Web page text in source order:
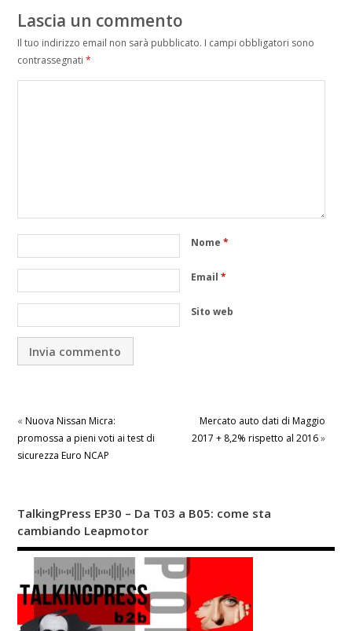
Lascia un commento
Il tuo indirizzo email non sarà pubblicato. I campi obbligatori sono
contrassegnati *
Nome *
Email *
Sito web
« Nuova Nissan Micra:
promossa a pieni voti ai test di
sicurezza Euro NCAP
Mercato auto dati di Maggio
2017 + 8,2% rispetto al 2016»
TalkingPress EP30 – Da T03 a B05: come sta
cambiando Leapmotor